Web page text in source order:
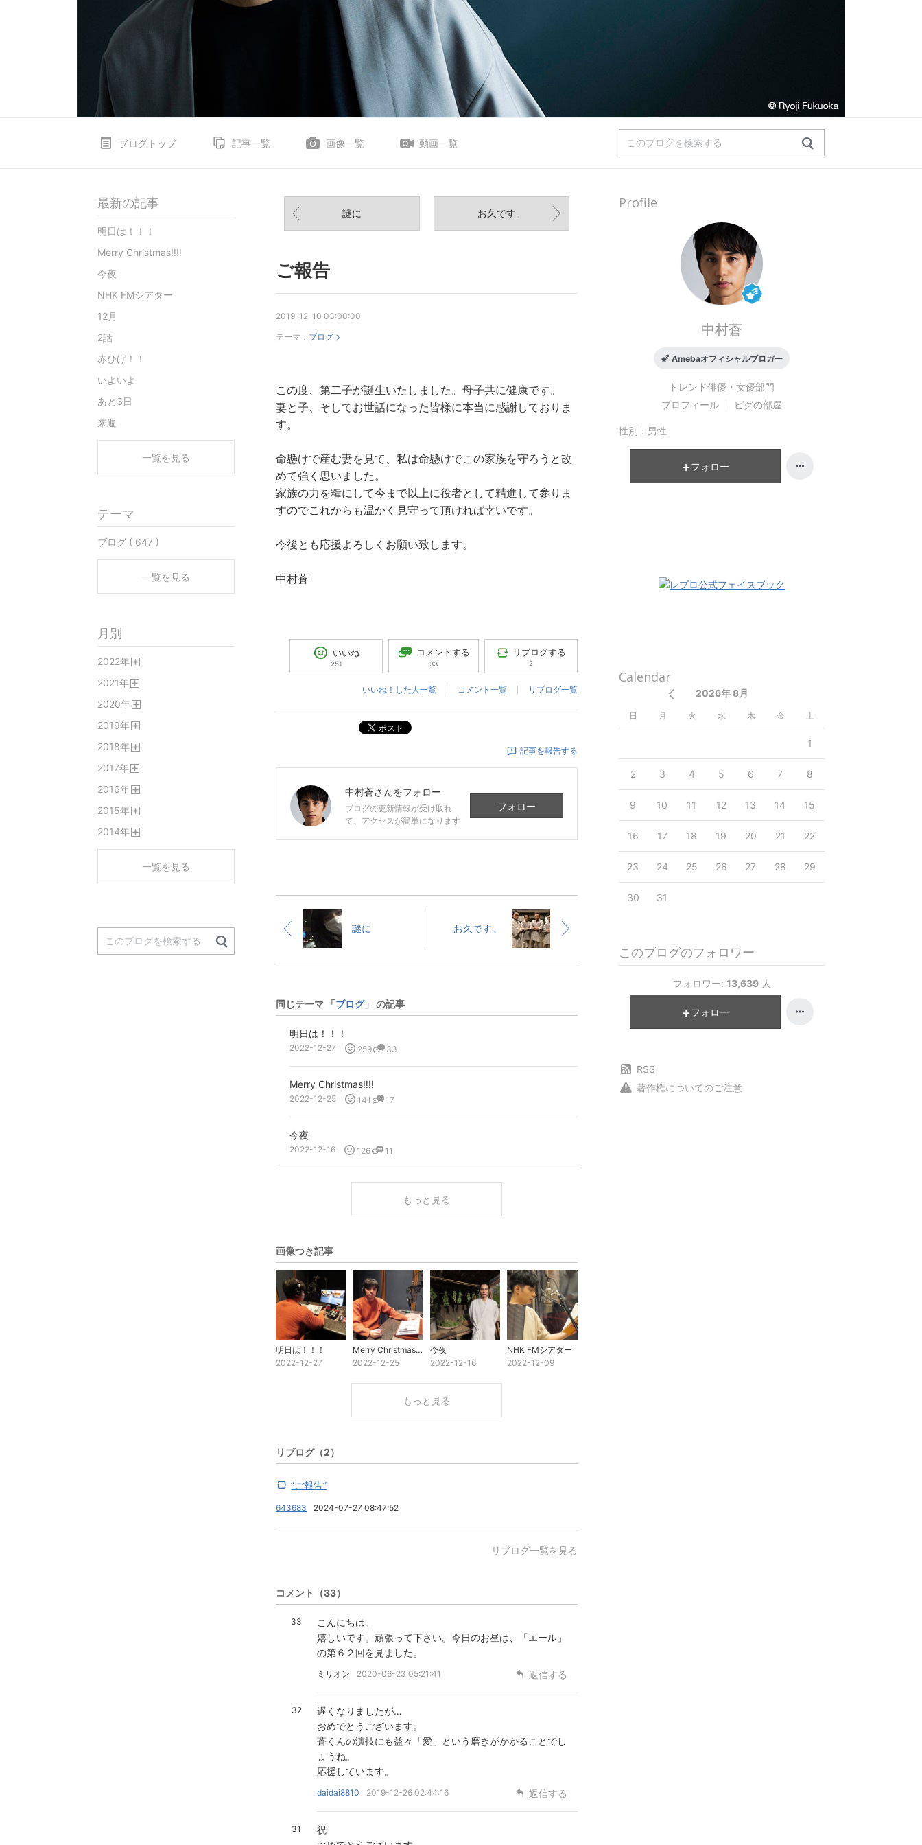
ブログトップ 記事一覧 画像一覧 動画一覧
謎に お久です。
ご報告
2019-12-10 03:00:00
テーマ： ブログ
この度、第二子が誕生いたしました。母子共に健康です。
妻と子、そしてお世話になった皆様に本当に感謝しておりま
す。
命懸けで産む妻を見て、私は命懸けでこの家族を守ろうと改
めて強く思いました。
家族の力を糧にして今まで以上に役者として精進して参りま
すのでこれからも温かく見守って頂ければ幸いです。
今後とも応援よろしくお願い致します。
中村蒼
いいね
251
コメントする
33
リブログする
2
いいね！した人一覧 コメント一覧 リブログ一覧
ポスト
記事を報告する
中村蒼さんをフォロー
ブログの更新情報が受け取れ
て、アクセスが簡単になります
フォロー
謎に お久です。
同じテーマ 「ブログ」 の記事
明日は！！！
2022-12-27 259 33
Merry Christmas‼︎‼︎
2022-12-25 141 17
今夜
2022-12-16 126 11
もっと見る
画像つき記事
明日は！！！
2022-12-27
Merry Christmas‼︎‼︎
2022-12-25
今夜
2022-12-16
NHK FMシアター
2022-12-09
もっと見る
リブログ（2）
”ご報告”
643683 2024-07-27 08:47:52
リブログ一覧を見る
コメント （33）
33
こんにちは。
嬉しいです。頑張って下さい。今日のお昼は、「エール」
の第６２回を見ました。
ミリオン 2020-06-23 05:21:41 返信する
32
遅くなりましたが…
おめでとうございます。
蒼くんの演技にも益々「愛」という磨きがかかることでし
ょうね。
応援しています。
daidai8810 2019-12-26 02:44:16 返信する
31
祝
Profile
中村蒼
Amebaオフィシャルブロガー
トレンド俳優・女優部門
プロフィール
ピグの部屋
性別： 男性
フォロー
Calendar
2026年 8月
日 月 火 水 木 金 土
1
2 3 4 5 6 7 8
9 10 11 12 13 14 15
16 17 18 19 20 21 22
23 24 25 26 27 28 29
30 31
このブログのフォロワー
フォロワー: 13,639 人
フォロー
RSS
著作権についてのご注意
最新の記事
明日は！！！
Merry Christmas‼︎‼︎
今夜
NHK FMシアター
12月
2話
赤ひげ！！
いよいよ
あと3日
来週
一覧を見る
テーマ
ブログ ( 647 )
一覧を見る
月別
2022年
2021年
2020年
2019年
2018年
2017年
2016年
2015年
2014年
一覧を見る